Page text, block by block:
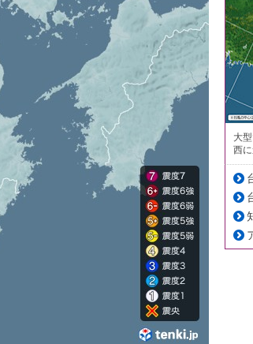
大
西